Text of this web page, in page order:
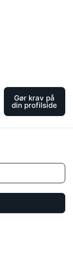
Gør krav på
din profilside